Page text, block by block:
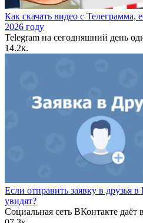
Как скачать видео с Телеграмма,
2026 году
Telegram на сегодняшний день
14.2к.
Если отправить заявку в друзья
увидят?
Социальная сеть ВКонтакте даёт